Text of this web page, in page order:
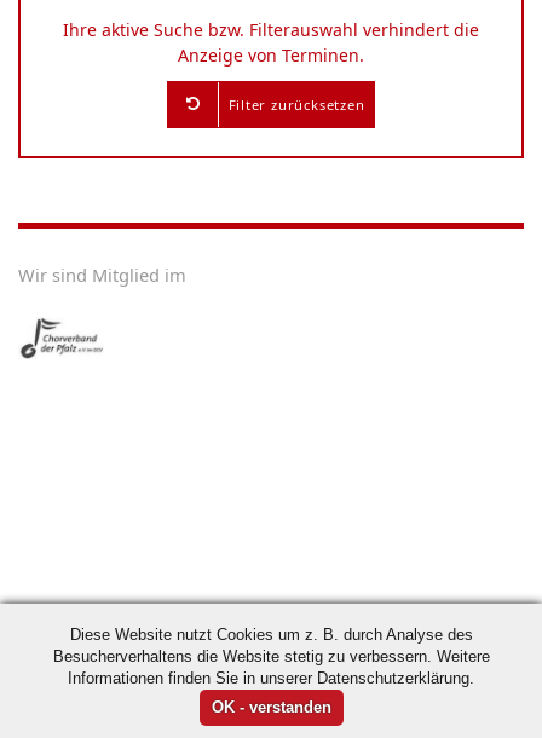
Ihre aktive Suche bzw. Filterauswahl verhindert die
Anzeige von Terminen.
Filter zurücksetzen
Wir sind Mitglied im
Diese Website nutzt Cookies um z. B. durch Analyse des
Besucherverhaltens die Website stetig zu verbessern. Weitere
Informationen finden Sie in unserer Datenschutzerklärung.